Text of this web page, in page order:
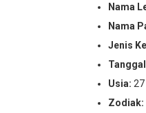
Nama
Nama
Jenis
Usia:
Zodiak: